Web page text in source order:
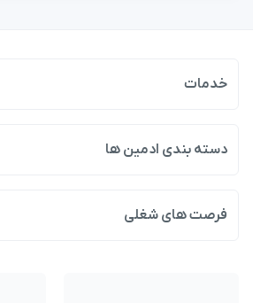
خدمات
دسته بندی ادمین ها
فرصت های شغلی